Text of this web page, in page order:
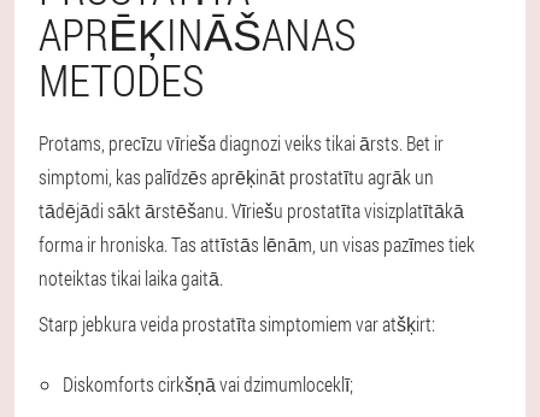
APRĒĶINĀŠANAS
METODES
Protams, precīzu vīrieša diagnozi veiks tikai ārsts. Bet ir
simptomi, kas palīdzēs aprēķināt prostatītu agrāk un
tādējādi sākt ārstēšanu. Vīriešu prostatīta visizplatītākā
forma ir hroniska. Tas attīstās lēnām, un visas pazīmes tiek
noteiktas tikai laika gaitā.
Starp jebkura veida prostatīta simptomiem var atšķirt:
Diskomforts cirkšņā vai dzimumloceklī;